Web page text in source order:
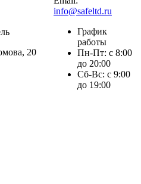
20
info@safeltd.ru
График
работы
Пн-Пт: с 8:00
до 20:00
Сб-Вс: с 9:00
до 19:00